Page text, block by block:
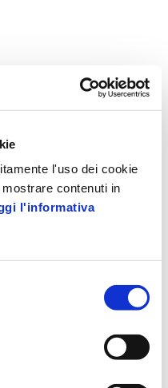
l'uso dei cookie
contenuti in
l'informativa